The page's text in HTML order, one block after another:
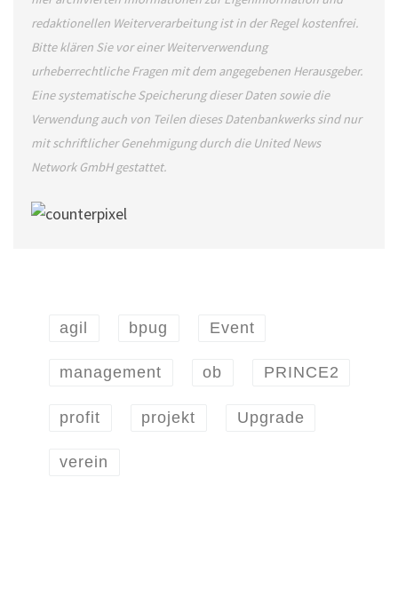
redaktionellen Weiterverarbeitung ist in der Regel kostenfrei.
Bitte klären Sie vor einer Weiterverwendung
urheberrechtliche Fragen mit dem angegebenen Herausgeber.
Eine systematische Speicherung dieser Daten sowie die
Verwendung auch von Teilen dieses Datenbankwerks sind nur
mit schriftlicher Genehmigung durch die United News
Network GmbH gestattet.
agil bpug Event
management ob PRINCE2
profit projekt Upgrade
verein